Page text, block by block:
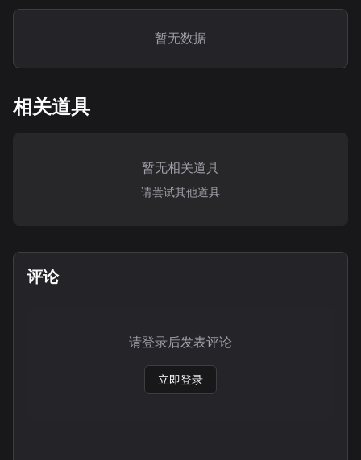
暂无数据
相关道具
暂无相关道具
请尝试其他道具
评论
请登录后发表评论
立即登录